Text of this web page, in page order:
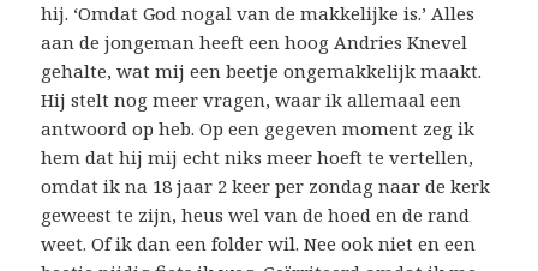
hij. ‘Omdat God nogal van de makkelijke is.’ Alles
aan de jongeman heeft een hoog Andries Knevel
gehalte, wat mij een beetje ongemakkelijk maakt.
Hij stelt nog meer vragen, waar ik allemaal een
antwoord op heb. Op een gegeven moment zeg ik
hem dat hij mij echt niks meer hoeft te vertellen,
omdat ik na 18 jaar 2 keer per zondag naar de kerk
geweest te zijn, heus wel van de hoed en de rand
weet. Of ik dan een folder wil. Nee ook niet en een